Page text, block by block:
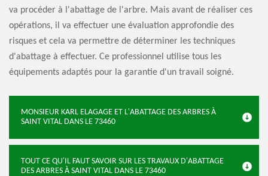
va procéder à l'abattage de l'arbre. Mais avant de réaliser ces
opérations, il va effectuer une évaluation approfondie des
risques et cela va permettre de déterminer les techniques
d'abattage à effectuer. Ce professionnel utilise tous les
équipements adaptés pour la garantie d'un travail soigné.
MONSIEUR KARL ELAGAGE ET L'ABATTAGE DES ARBRES À
SAINT VITAL DANS LE 73460
TOUT CE QU'IL FAUT SAVOIR SUR LES TRAVAUX D'ABATTAGE
DES ARBRES À SAINT VITAL DANS LE 73460